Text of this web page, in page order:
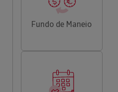
Fundo de Maneio